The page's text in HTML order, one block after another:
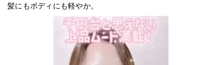
髪にもボディにも軽やか。